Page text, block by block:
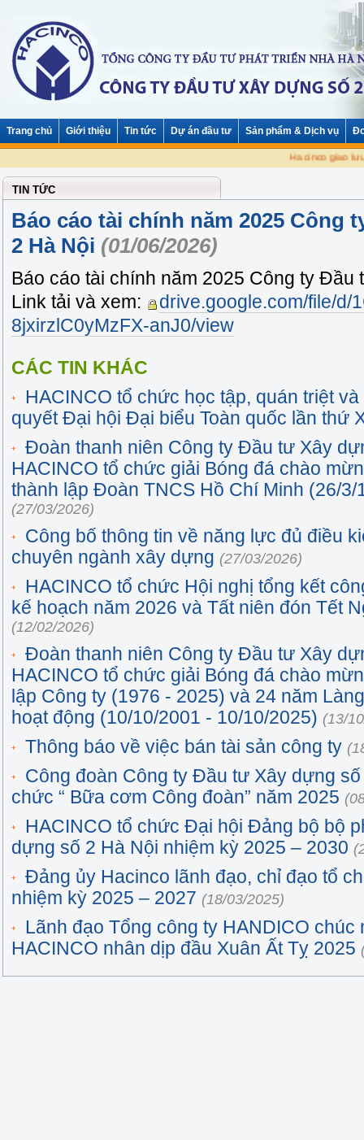
Trang chủ Giới thiệu Tin tức Dự án đầu tư Sản phẩm & Dịch vụ
Hacinco giao
TIN TỨC
Báo cáo tài chính năm 2025 Công
2 Hà Nội (01/06/2026)
Báo cáo tài chính năm 2025 Công ty Đầu
Link tải và xem:
drive.google.com/file/d/
8jxirzlC0yMzFX-anJ0/view
CÁC TIN KHÁC
HACINCO tổ chức học tập, quán triệt
quyết Đại hội Đại biểu Toàn quốc lần thứ
Đoàn thanh niên Công ty Đầu tư Xây
HACINCO tổ chức giải Bóng đá chào
thành lập Đoàn TNCS Hồ Chí Minh (26/3/
(27/03/2026)
Công bố thông tin về năng lực đủ điều
chuyên ngành xây dựng (27/03/2026)
HACINCO tổ chức Hội nghị tổng kết
kế hoạch năm 2026 và Tất niên đón Tết
(12/02/2026)
Đoàn thanh niên Công ty Đầu tư Xây
HACINCO tổ chức giải Bóng đá chào
lập Công ty (1976 - 2025) và 24 năm
hoạt động (10/10/2001 - 10/10/2025) (13/
Thông báo về việc bán tài sản công ty
Công đoàn Công ty Đầu tư Xây dựng
chức “ Bữa cơm Công đoàn” năm 2025
HACINCO tổ chức Đại hội Đảng bộ bộ
dựng số 2 Hà Nội nhiệm kỳ 2025 – 2030
Đảng ủy Hacinco lãnh đạo, chỉ đạo tổ
nhiệm kỳ 2025 – 2027 (18/03/2025)
Lãnh đạo Tổng công ty HANDICO chúc
HACINCO nhân dịp đầu Xuân Ất Tỵ 2025